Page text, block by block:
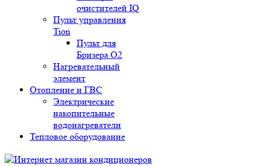
очистителей IQ
Пульт управления
Tion
Пульт для
Бризера O2
Нагревательный
элемент
Отопление и ГВС
Электрические
накопительные
водонагреватели
Тепловое оборудование